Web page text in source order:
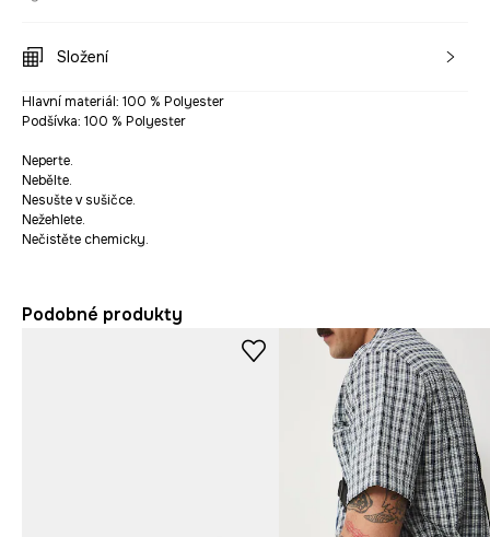
Složení
Hlavní materiál: 100 % Polyester
Podšívka: 100 % Polyester
Neperte.
Nebělte.
Nesušte v sušičce.
Nežehlete.
Nečistěte chemicky.
Podobné produkty